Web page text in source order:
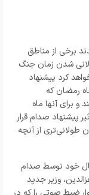
برخی از مناطق
شدن زمان جنگ
کرد پیشنهاد
رمضان که
برای آنها ماه
پیشنهاد صدام قرار
طولانی‌تری از آنچه
خود توسط صدام
وزیر جدید